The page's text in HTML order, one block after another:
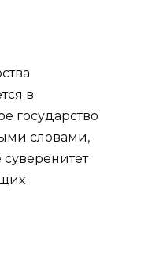
в
государство
словами,